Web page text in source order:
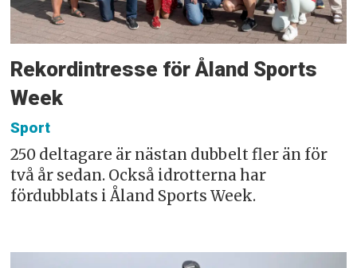
Rekordintresse för Åland Sports
Week
Sport
250 deltagare är nästan dubbelt fler än för
två år sedan. Också idrotterna har
fördubblats i Åland Sports Week.